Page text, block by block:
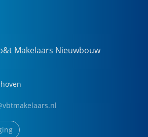
Makelaars Nieuwbouw